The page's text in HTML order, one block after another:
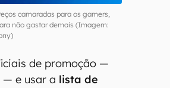
camaradas para os gamers,
não gastar demais (Imagem:
de promoção —
— e usar a lista de